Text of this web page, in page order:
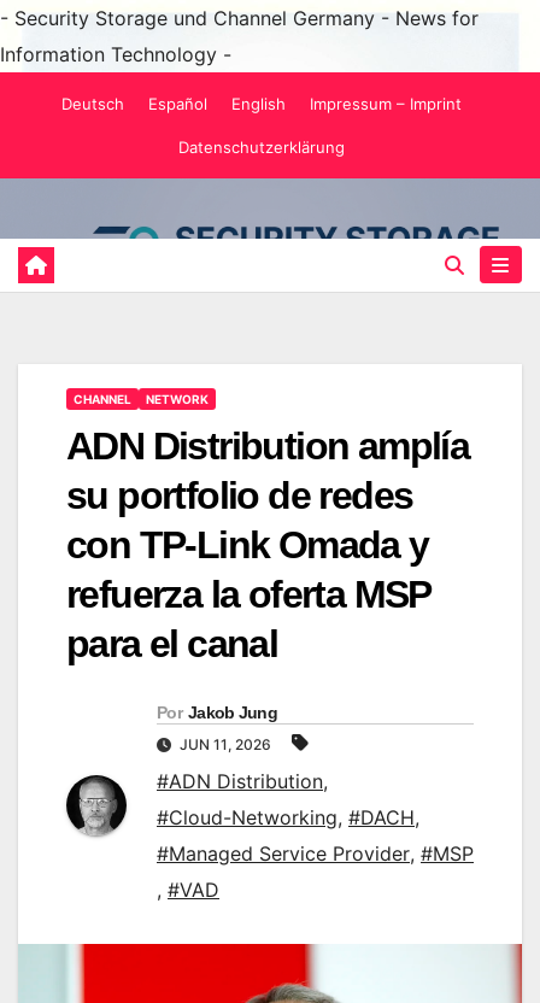
- Security Storage und Channel Germany - News for
Information Technology -
Deutsch Español English Impressum – Imprint
Datenschutzerklärung
CHANNEL NETWORK
ADN Distribution amplía
su portfolio de redes
con TP-Link Omada y
refuerza la oferta MSP
para el canal
Por Jakob Jung
JUN 11, 2026
#ADN Distribution,
#Cloud-Networking, #DACH,
#Managed Service Provider, #MSP
, #VAD